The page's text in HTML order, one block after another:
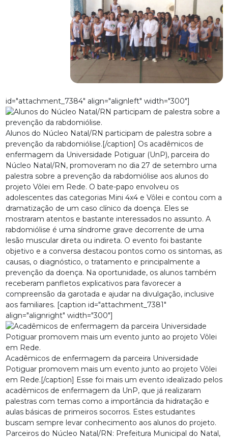
id="attachment_7384" align="alignleft" width="300"]
Alunos do Núcleo Natal/RN participam de palestra sobre a
prevenção da rabdomiólise.[/caption] Os acadêmicos de
enfermagem da Universidade Potiguar (UnP), parceira do
Núcleo Natal/RN, promoveram no dia 27 de setembro uma
palestra sobre a prevenção da rabdomiólise aos alunos do
projeto Vôlei em Rede. O bate-papo envolveu os
adolescentes das categorias Mini 4x4 e Vôlei e contou com a
dramatização de um caso clínico da doença. Eles se
mostraram atentos e bastante interessados no assunto. A
rabdomiólise é uma síndrome grave decorrente de uma
lesão muscular direta ou indireta. O evento foi bastante
objetivo e a conversa destacou pontos como os sintomas, as
causas, o diagnóstico, o tratamento e principalmente a
prevenção da doença. Na oportunidade, os alunos também
receberam panfletos explicativos para favorecer a
compreensão da garotada e ajudar na divulgação, inclusive
aos familiares. [caption id="attachment_7381"
align="alignright" width="300"]
Acadêmicos de enfermagem da parceira Universidade
Potiguar promovem mais um evento junto ao projeto Vôlei
em Rede.[/caption] Esse foi mais um evento idealizado pelos
acadêmicos de enfermagem da UnP, que já realizaram
palestras com temas como a importância da hidratação e
aulas básicas de primeiros socorros. Estes estudantes
buscam sempre levar conhecimento aos alunos do projeto.
Parceiros do Núcleo Natal/RN: Prefeitura Municipal do Natal,